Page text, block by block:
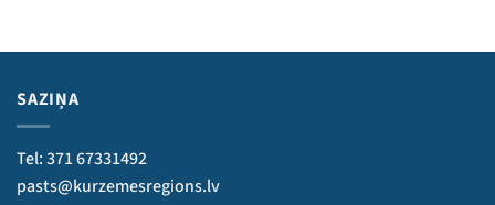
SAZIŅA
Tel: 371 67331492
pasts@kurzemesregions.lv